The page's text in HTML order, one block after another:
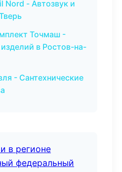
Nord - Автозвук и
Точмаш -
в Ростов-на-
- Сантехнические
в регионе
федеральный